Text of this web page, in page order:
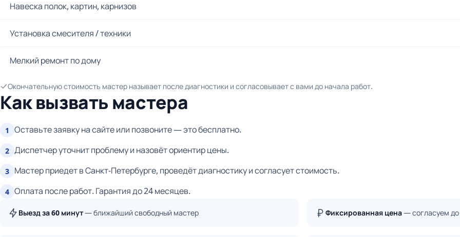
Навеска полок, картин, карнизов
Установка смесителя / техники
Мелкий ремонт по дому
Окончательную стоимость мастер называет после диагностики и согласовывает с вами до начала работ.
Как вызвать мастера
1 Оставьте заявку на сайте или позвоните — это бесплатно.
2 Диспетчер уточнит проблему и назовёт ориентир цены.
3 Мастер приедет в Санкт-Петербурге, проведёт диагностику и согласует стоимость.
4 Оплата после работ. Гарантия до 24 месяцев.
Выезд за 60 минут— ближайший свободный мастер Фиксированная цена— согласуем до